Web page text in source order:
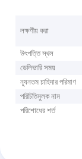
লক্ষণীয় করা
উৎপত্তি স্থল
ডেলিভারি সময়
ন্যূনতম চাহিদার পরিমাণ
পরিচিতিমুলক নাম
পরিশোধের শর্ত